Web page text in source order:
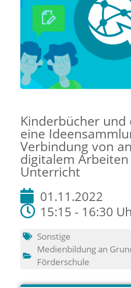
Kinderbücher und
eine
Verbindung von
digitalem
Unterricht
01.11.2022
15:15 - 16:30
Sonstige
Medienbildung an
Förderschule